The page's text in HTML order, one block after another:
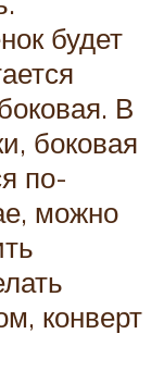
будет
В
боковая
по-
можно
конверт